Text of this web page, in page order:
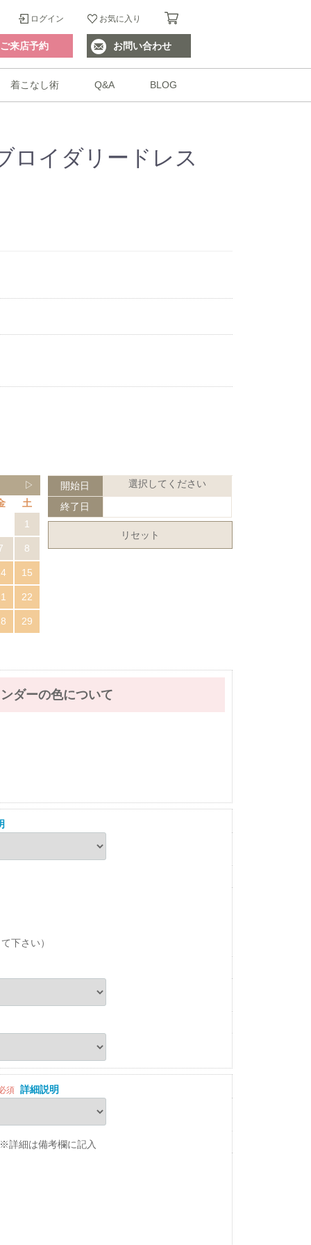
ログイン お気に入り
ご来店予約 お問い合わせ
着こなし術 Q&A BLOG
ロイダリードレス
▷
土
1
8
15
22
29
開始日 選択してください
終了日
リセット
ダーの色について
下さい）
須 詳細説明
細は備考欄に記入